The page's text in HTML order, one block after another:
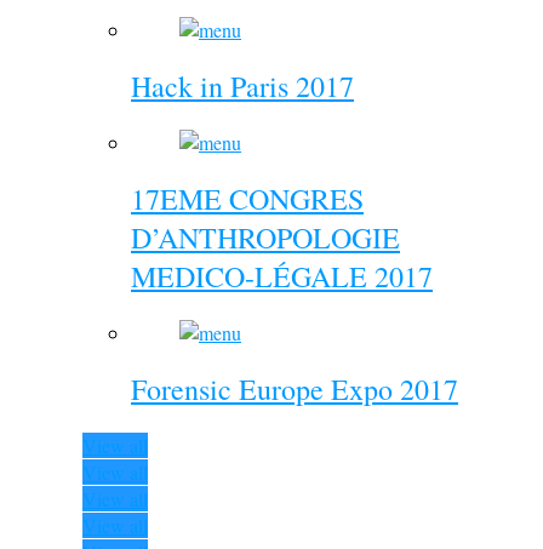
Hack in Paris 2017
17EME CONGRES
D’ANTHROPOLOGIE
MEDICO-LÉGALE 2017
Forensic Europe Expo 2017
View all
View all
View all
View all